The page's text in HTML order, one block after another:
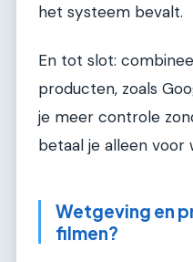
het systeem bevalt.
En tot slot:
producten, zoals
je meer controle
betaal je alleen voor
Wetgeving en
filmen?